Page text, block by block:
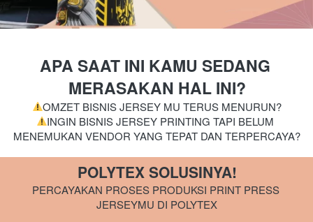
APA SAAT INI KAMU SEDANG
MERASAKAN HAL INI?
OMZET BISNIS JERSEY MU TERUS MENURUN?
INGIN BISNIS JERSEY PRINTING TAPI BELUM
MENEMUKAN VENDOR YANG TEPAT DAN TERPERCAYA?
POLYTEX SOLUSINYA!
PERCAYAKAN PROSES PRODUKSI PRINT PRESS
JERSEYMU DI POLYTEX